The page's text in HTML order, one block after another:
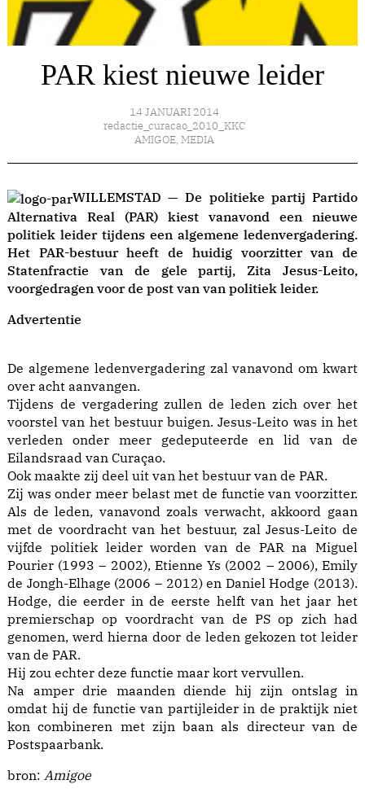
PAR kiest nieuwe leider
14 JANUARI 2014
redactie_curacao_2010_KKC
AMIGOE, MEDIA
WILLEMSTAD — De politieke partij Partido
Alternativa Real (PAR) kiest vanavond een nieuwe
politiek leider tijdens een algemene ledenvergadering.
Het PAR-bestuur heeft de huidig voorzitter van de
Statenfractie van de gele partij, Zita Jesus-Leito,
voorgedragen voor de post van van politiek leider.
Advertentie
De algemene ledenvergadering zal vanavond om kwart
over acht aanvangen.
Tijdens de vergadering zullen de leden zich over het
voorstel van het bestuur buigen. Jesus-Leito was in het
verleden onder meer gedeputeerde en lid van de
Eilandsraad van Curaçao.
Ook maakte zij deel uit van het bestuur van de PAR.
Zij was onder meer belast met de functie van voorzitter.
Als de leden, vanavond zoals verwacht, akkoord gaan
met de voordracht van het bestuur, zal Jesus-Leito de
vijfde politiek leider worden van de PAR na Miguel
Pourier (1993 – 2002), Etienne Ys (2002 – 2006), Emily
de Jongh-Elhage (2006 – 2012) en Daniel Hodge (2013).
Hodge, die eerder in de eerste helft van het jaar het
premierschap op voordracht van de PS op zich had
genomen, werd hierna door de leden gekozen tot leider
van de PAR.
Hij zou echter deze functie maar kort vervullen.
Na amper drie maanden diende hij zijn ontslag in
omdat hij de functie van partijleider in de praktijk niet
kon combineren met zijn baan als directeur van de
Postspaarbank.
bron: Amigoe